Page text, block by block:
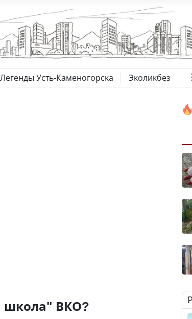
Легенды Усть-Каменогорска Эколикбез
школа" ВКО?